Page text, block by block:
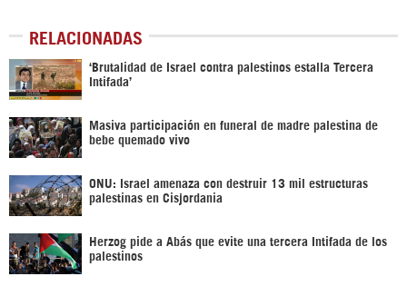
RELACIONADAS
‘Brutalidad de Israel contra palestinos estalla Tercera
Intifada’
Masiva participación en funeral de madre palestina de
bebe quemado vivo
ONU: Israel amenaza con destruir 13 mil estructuras
palestinas en Cisjordania
Herzog pide a Abás que evite una tercera Intifada de los
palestinos